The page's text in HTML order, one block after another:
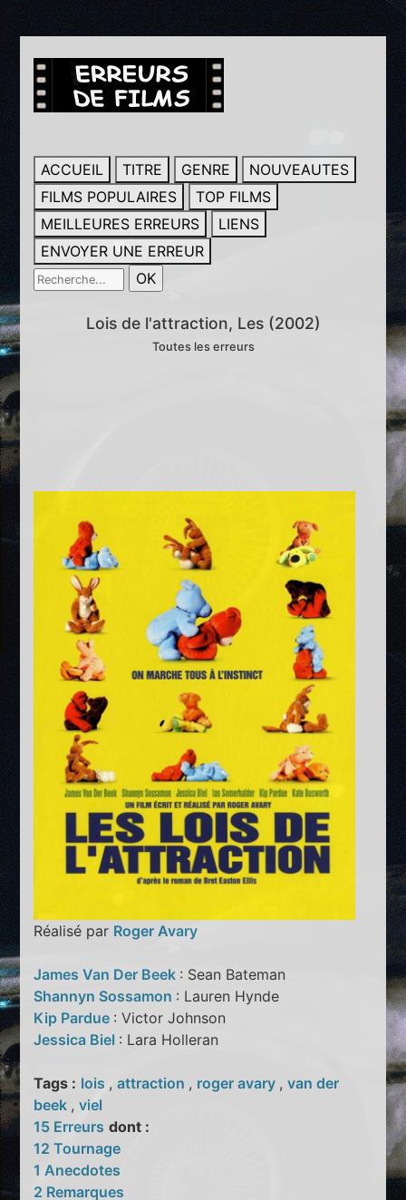
ACCUEIL TITRE GENRE
NOUVEAUTES
FILMS POPULAIRES
TOP FILMS
MEILLEURES ERREURS
LIENS
ENVOYER UNE ERREUR
Lois de l'attraction, Les (2002)
Toutes les erreurs
Réalisé par Roger Avary
James Van Der Beek : Sean Bateman
Shannyn Sossamon : Lauren Hynde
Kip Pardue : Victor Johnson
Jessica Biel : Lara Holleran
Tags : lois ,attraction , roger avary ,van der
beek ,viel
15 Erreurs dont :
12 Tournage
1 Anecdotes
2 Remarques